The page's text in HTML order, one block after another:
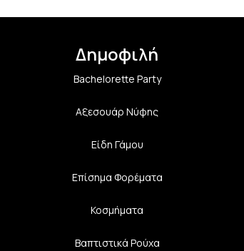
Δημοφιλή
Bachelorette Party
Αξεσουάρ Νύφης
Είδη Γάμου
Επίσημα Φορέματα
Κοσμήματα
Βαπτιστικά Ρούχα